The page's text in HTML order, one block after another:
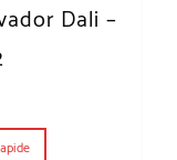
Dali –